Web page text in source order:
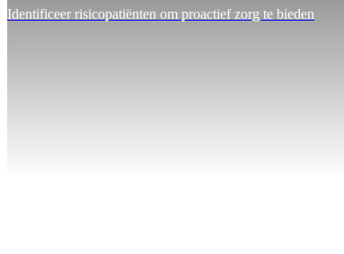
Identificeer risicopatiënten om proactief zorg te bieden